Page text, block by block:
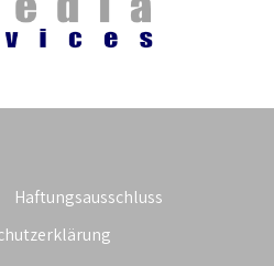
Haftungsausschluss